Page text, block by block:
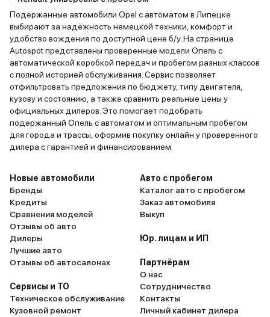
Подержанные автомобили Opel с автоматом в Липецке
выбирают за надёжность немецкой техники, комфорт и
удобство вождения по доступной цене б/у. На странице
Autospot представлены проверенные модели Опель с
автоматической коробкой передач и пробегом разных классов
с полной историей обслуживания. Сервис позволяет
отфильтровать предложения по бюджету, типу двигателя,
кузову и состоянию, а также сравнить реальные цены у
официальных дилеров. Это помогает подобрать
подержанный Опель с автоматом и оптимальным пробегом
для города и трассы, оформив покупку онлайн у проверенного
дилера с гарантией и финансированием.
Новые автомобили
Бренды
Кредиты
Сравнения моделей
Отзывы об авто
Дилеры
Лучшие авто
Отзывы об автосалонах
Сервисы и ТО
Техническое обслуживание
Кузовной ремонт
Авто с пробегом
Каталог авто с пробегом
Заказ автомобиля
Выкуп
Юр. лицам и ИП
Партнёрам
О нас
Сотрудничество
Контакты
Личный кабинет дилера